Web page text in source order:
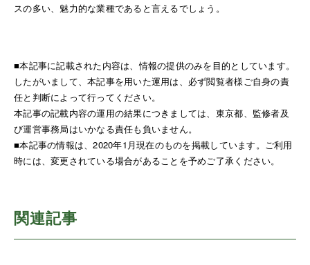
スの多い、魅力的な業種であると言えるでしょう。
■本記事に記載された内容は、情報の提供のみを目的としています。
したがいまして、本記事を用いた運用は、必ず閲覧者様ご自身の責
任と判断によって行ってください。
本記事の記載内容の運用の結果につきましては、東京都、監修者及
び運営事務局はいかなる責任も負いません。
■本記事の情報は、2020年1月現在のものを掲載しています。ご利用
時には、変更されている場合があることを予めご了承ください。
関連記事